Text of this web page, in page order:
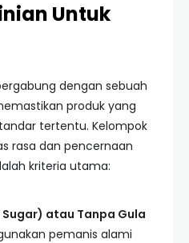
Untuk
dengan sebuah
produk yang
tertentu. Kelompok
rasa dan pencernaan
kriteria utama:
Sugar) atau Tanpa Gula
pemanis alami